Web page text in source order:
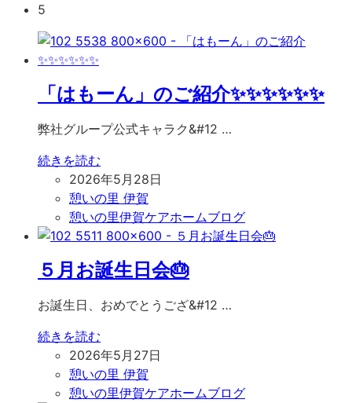
5
「はもーん」のご紹介✨✨✨✨✨✨
弊社グループ公式キャラク&#12 …
続きを読む
2026年5月28日
憩いの里 伊賀
憩いの里伊賀ケアホームブログ
５月お誕生日会🎂
お誕生日、おめでとうござ&#12 …
続きを読む
2026年5月27日
憩いの里 伊賀
憩いの里伊賀ケアホームブログ